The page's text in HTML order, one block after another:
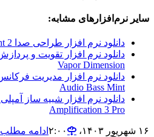
سایر نرم‌افزارهای مشابه:
دانلود نرم افزار طراحی صدا Unfiltered Audio Dent 2
Vapor Dimension
Audio Bass Mint
Amplification 3 Pro
۱۶ شهریور ۱۴۰۳،‏ ۲:۰۰
ادامه مطلب